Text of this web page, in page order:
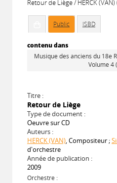
Retour de Liège / HERCK (VAN)
Public ISBD
contenu dans
Musique des anciens du 18e
Volume 4
Titre :
Retour de Liège
Type de document :
Oeuvre sur CD
Auteurs :
HERCK (VAN), Compositeur ;
d'orchestre
Année de publication :
2009
Orchestre :